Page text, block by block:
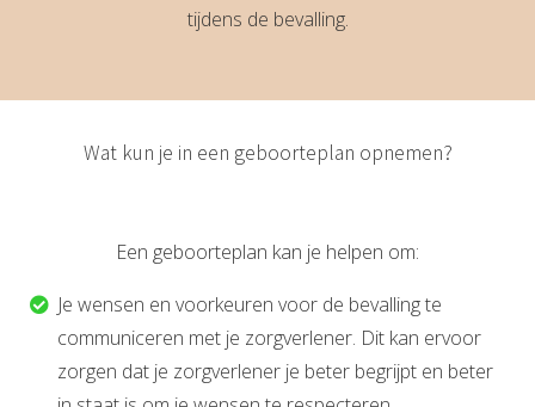
tijdens de bevalling.
Wat kun je in een geboorteplan opnemen?
Een geboorteplan kan je helpen om:
Je wensen en voorkeuren voor de bevalling te
communiceren met je zorgverlener. Dit kan ervoor
zorgen dat je zorgverlener je beter begrijpt en beter